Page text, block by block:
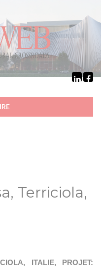
Terriciola,
ITALIE, PROJET: